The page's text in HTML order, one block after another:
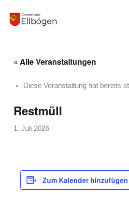
Inhalt
« Alle Veranstaltungen
Diese Veranstaltung hat bereits
Restmüll
1. Juli 2026
Zum Kalender hinzufügen